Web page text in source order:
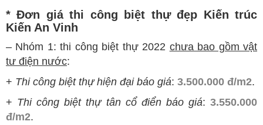
* Đơn giá thi công biệt thự đẹp Kiến trúc
Kiến An Vinh
– Nhóm 1: thi công biệt thự 2022 chưa bao gồm vật
tư điện nước:
+ Thi công biệt thự hiện đại báo giá: 3.500.000 đ/m2.
+ Thi công biệt thự tân cổ điển báo giá:3.550.000
đ/m2.